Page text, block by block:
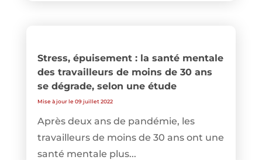
Stress, épuisement : la santé mentale
des travailleurs de moins de 30 ans
se dégrade, selon une étude
Mise à jour le 09 juillet 2022
Après deux ans de pandémie, les
travailleurs de moins de 30 ans ont une
santé mentale plus...